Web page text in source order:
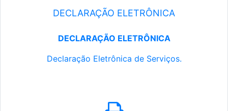
DECLARAÇÃO ELETRÔNICA
DECLARAÇÃO ELETRÔNICA
Declaração Eletrônica de Serviços.